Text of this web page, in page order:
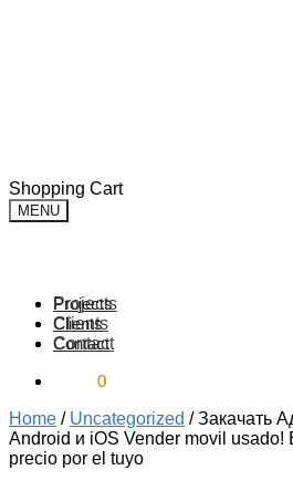
Skip
to
navigation
Skip
to
content
Shopping Cart
MENU
Projects
Clients
Contact
0
Projects
Clients
Contact
0
Home / Uncategorized /Закачать
Android и iOS Vender movil usado!
precio por el tuyo